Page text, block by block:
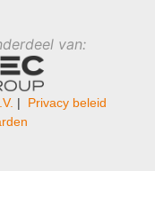
van:
| Privacy beleid